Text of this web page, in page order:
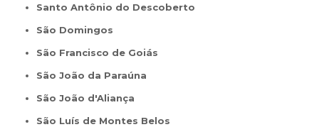
Santo Antônio do Descoberto
São Domingos
São Francisco de Goiás
São João da Paraúna
São João d'Aliança
São Luís de Montes Belos